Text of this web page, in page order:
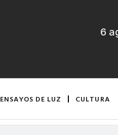
6
ENSAYOS DE LUZ CULTURA